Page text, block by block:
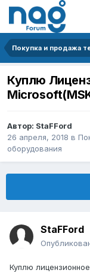
Куплю
Автор: StaFFord
26 апреля, 2018 в
оборудования
StaFFord
Куплю